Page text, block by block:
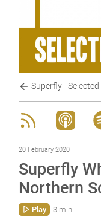
Superfly - Selected
20 February 2020
Superfly
Northern
Play 3 min